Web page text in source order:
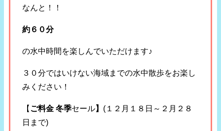
なんと！！
約６０分
の水中時間を楽しんでいただけます♪
３０分ではいけない海域までの水中散歩をお楽し
みください！
【 ご料金 冬季セール】 (１２月１８日～２月２８
日まで)